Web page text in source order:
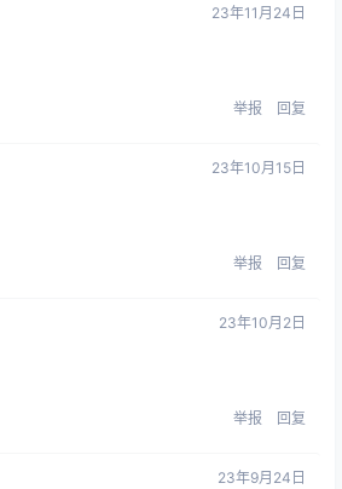
23年11月24日
举报 回复
23年10月15日
举报 回复
23年10月2日
举报 回复
23年9月24日